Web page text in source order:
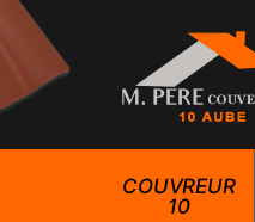
COUVREUR
10